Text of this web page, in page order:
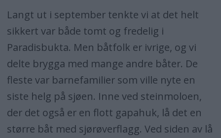
Langt ut i september tenkte vi at det helt
sikkert var både tomt og fredelig i
Paradisbukta. Men båtfolk er ivrige, og vi
delte brygga med mange andre båter. De
fleste var barnefamilier som ville nyte en
siste helg på sjøen. Inne ved steinmoloen,
der det også er en flott gapahuk, lå det en
større båt med sjørøverflagg. Ved siden av lå